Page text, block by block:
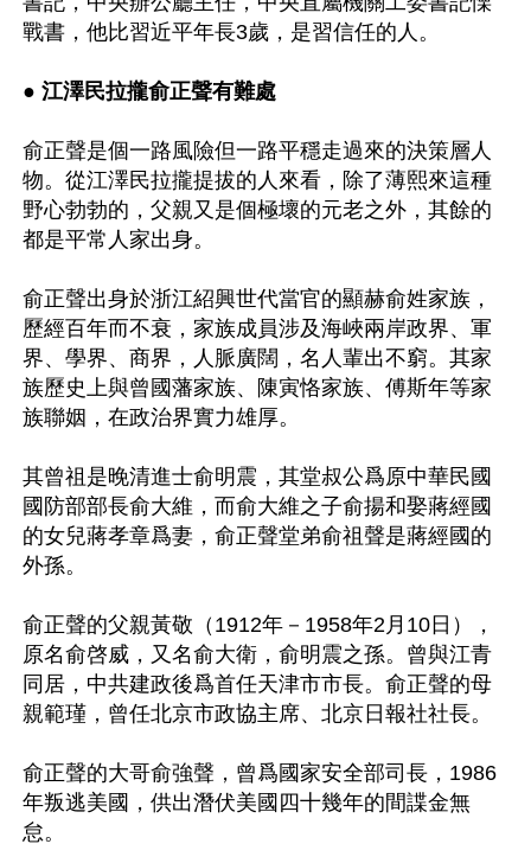
戰書，他比習近平年長3歲，是習信任的人。
● 江澤民拉攏俞正聲有難處
俞正聲是個一路風險但一路平穩走過來的決策層人
物。從江澤民拉攏提拔的人來看，除了薄熙來這種
野心勃勃的，父親又是個極壞的元老之外，其餘的
都是平常人家出身。
俞正聲出身於浙江紹興世代當官的顯赫俞姓家族，
歷經百年而不衰，家族成員涉及海峽兩岸政界、軍
界、學界、商界，人脈廣闊，名人輩出不窮。其家
族歷史上與曾國藩家族、陳寅恪家族、傅斯年等家
族聯姻，在政治界實力雄厚。
其曾祖是晚清進士俞明震，其堂叔公爲原中華民國
國防部部長俞大維，而俞大維之子俞揚和娶蔣經國
的女兒蔣孝章爲妻，俞正聲堂弟俞祖聲是蔣經國的
外孫。
俞正聲的父親黃敬（1912年－1958年2月10日），
原名俞啓威，又名俞大衛，俞明震之孫。曾與江青
同居，中共建政後爲首任天津市市長。俞正聲的母
親範瑾，曾任北京市政協主席、北京日報社社長。
俞正聲的大哥俞強聲，曾爲國家安全部司長，1986
年叛逃美國，供出潛伏美國四十幾年的間諜金無
怠。